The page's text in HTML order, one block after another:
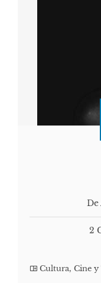
2
Cultura, Cine y